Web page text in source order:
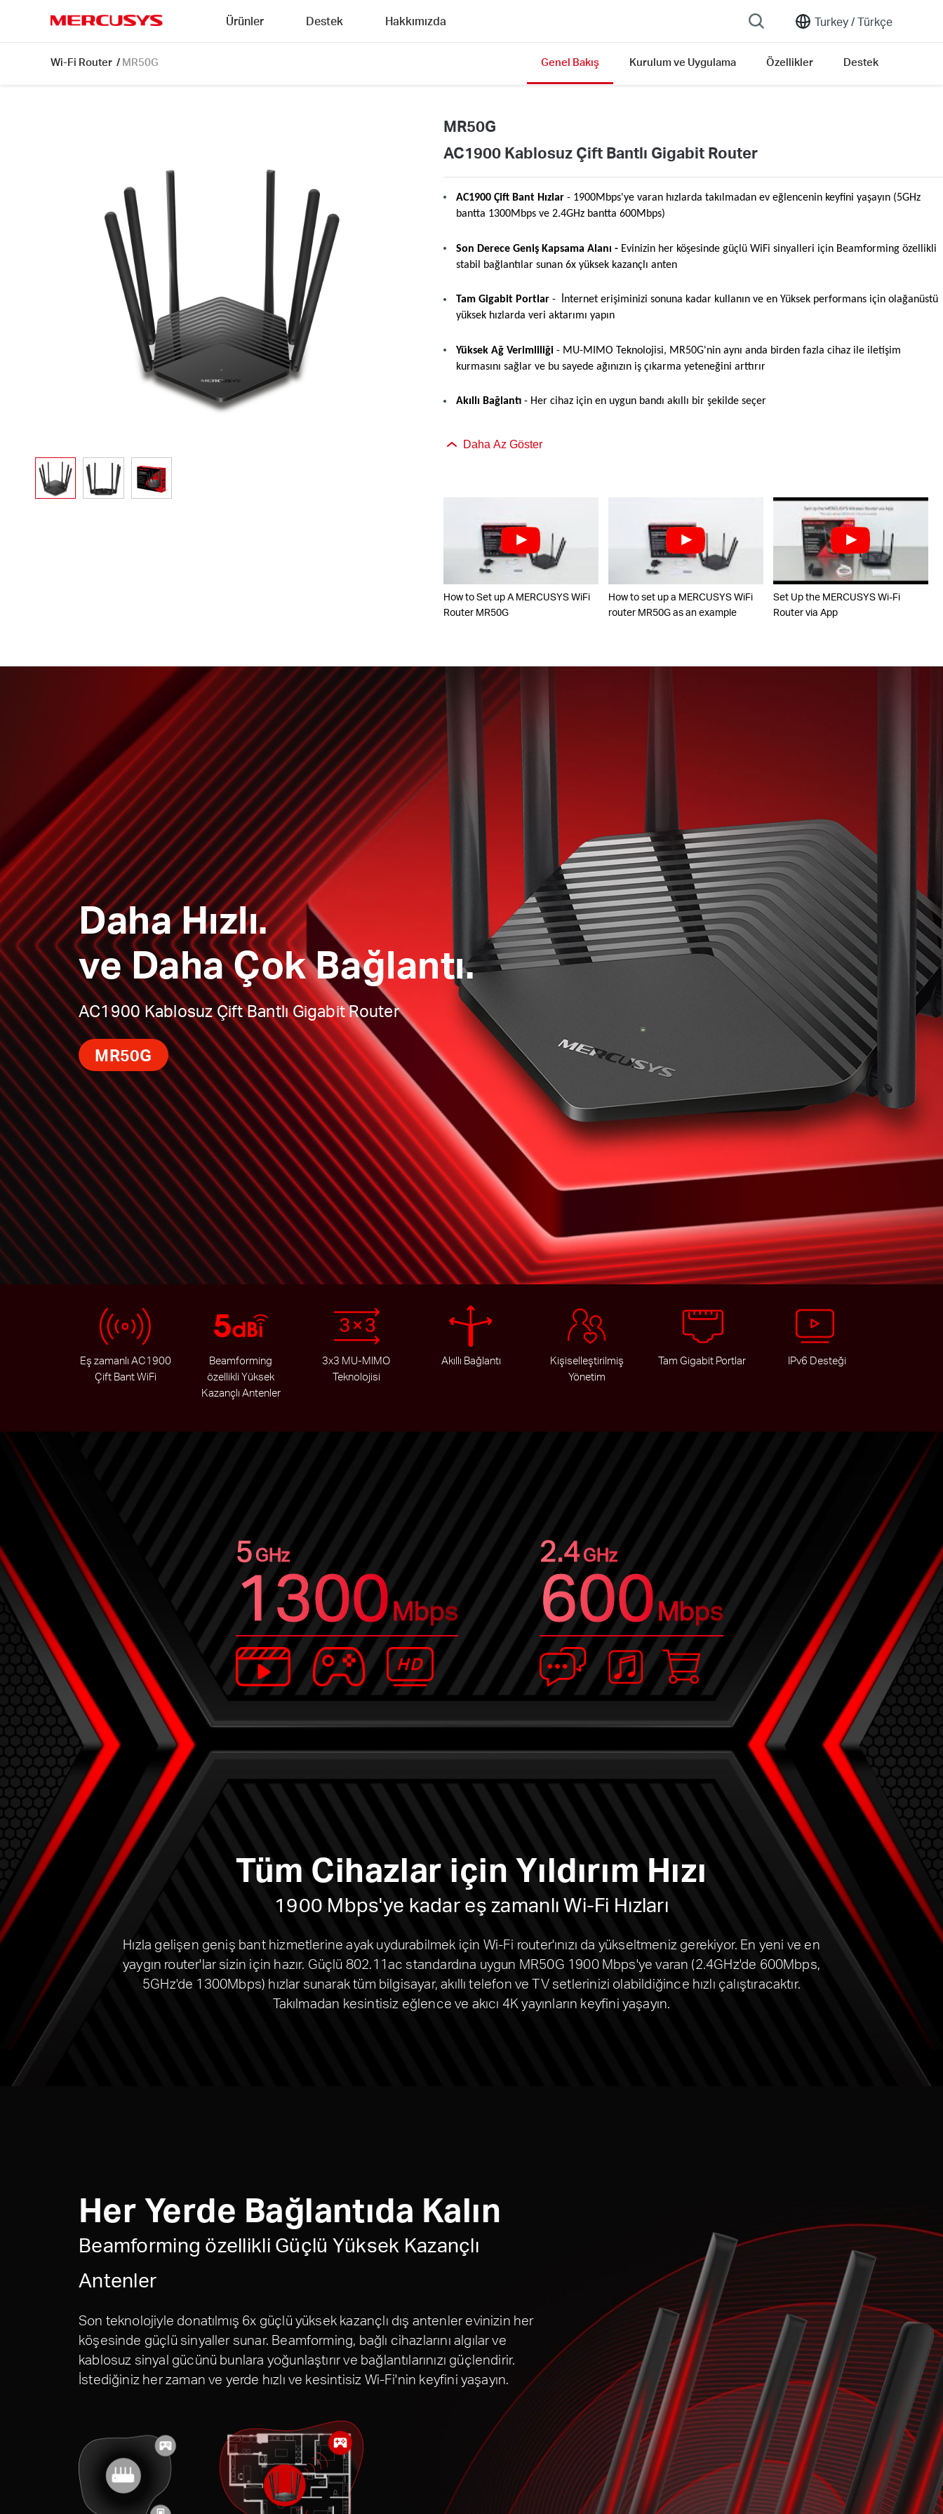
Turkey /Türkçe
Ürünler Destek Hakkımızda
Wi-Fi Router / MR50G Genel Bakış Kurulum ve Uygulama Özellikler Destek
MR50G
AC1900 Kablosuz Çift Bantlı Gigabit Router
AC1900 Çift Bant Hızlar- 1900Mbps'ye varan hızlarda takılmadan ev eğlencenin keyfini yaşayın (5GHz
bantta 1300Mbps ve 2.4GHz bantta 600Mbps)
Son Derece Geniş Kapsama Alanı -Evinizin her köşesinde güçlü WiFi sinyalleri için Beamforming özellikli
stabil bağlantılar sunan 6x yüksek kazançlı anten
Tam Gigabit Portlar - İnternet erişiminizi sonuna kadar kullanın ve en Yüksek performans için olağanüstü
yüksek hızlarda veri aktarımı yapın
Yüksek Ağ Verimliliği- MU-MIMO Teknolojisi, MR50G'nin aynı anda birden fazla cihaz ile iletişim
kurmasını sağlar ve bu sayede ağınızın iş çıkarma yeteneğini arttırır
Akıllı Bağlantı- Her cihaz için en uygun bandı akıllı bir şekilde seçer
Daha Az Göster
How to Set up A MERCUSYS WiFi
Router MR50G
How to set up a MERCUSYS WiFi
router MR50G as an example
Set Up the MERCUSYS Wi-Fi
Router via App
Daha Hızlı.
ve Daha Çok Bağlantı.
AC1900 Kablosuz Çift Bantlı Gigabit Router
MR50G
Eş zamanlı AC1900
Çift Bant WiFi
Beamforming
özellikli Yüksek
Kazançlı Antenler
3x3 MU-MIMO
Teknolojisi
Akıllı Bağlantı
Kişiselleştirilmiş
Yönetim
Tam Gigabit Portlar IPv6 Desteği
Tüm Cihazlar için Yıldırım Hızı
1900 Mbps'ye kadar eş zamanlı Wi-Fi Hızları
Hızla gelişen geniş bant hizmetlerine ayak uydurabilmek için Wi-Fi router'ınızı da yükseltmeniz gerekiyor. En yeni ve en
yaygın router'lar sizin için hazır. Güçlü 802.11ac standardına uygun MR50G 1900 Mbps'ye varan (2.4GHz'de 600Mbps,
5GHz'de 1300Mbps) hızlar sunarak tüm bilgisayar, akıllı telefon ve TV setlerinizi olabildiğince hızlı çalıştıracaktır.
Takılmadan kesintisiz eğlence ve akıcı 4K yayınların keyfini yaşayın.
5GHz
1300Mbps
2.4GHz
600Mbps
Her Yerde Bağlantıda Kalın
Beamforming özellikli Güçlü Yüksek Kazançlı
Antenler
Son teknolojiyle donatılmış 6x güçlü yüksek kazançlı dış antenler evinizin her
köşesinde güçlü sinyaller sunar. Beamforming, bağlı cihazlarını algılar ve
kablosuz sinyal gücünü bunlara yoğunlaştırır ve bağlantılarınızı güçlendirir.
İstediğiniz her zaman ve yerde hızlı ve kesintisiz Wi-Fi'nin keyfini yaşayın.